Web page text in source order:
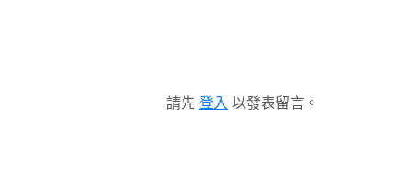
請先 登入 以發表留言。